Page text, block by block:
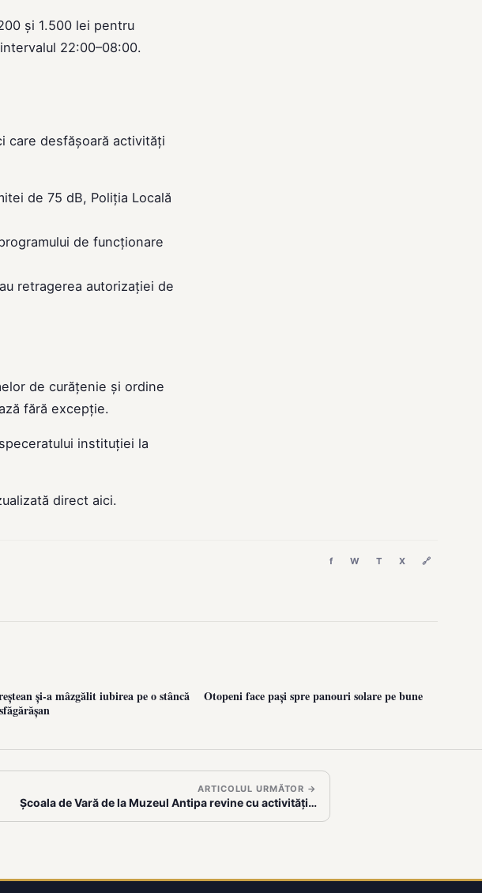
și 1.500 lei pentru
22:00–08:00.
care desfășoară activități
de 75 dB, Poliția Locală
de funcționare
retragerea autorizației de
de curățenie și ordine
fără excepție.
instituției la
direct aici.
f W T X 🔗
și-a mâzgălit iubirea pe o stâncă
Otopeni face pași spre panouri solare pe bune
ARTICOLUL URMĂTOR →
Școala de Vară de la Muzeul Antipa revine cu activități…